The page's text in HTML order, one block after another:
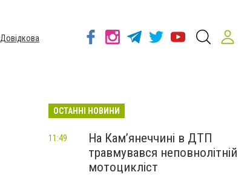
Довідкова
ОСТАННІ НОВИНИ
На Кам’янеччині в ДТП
травмувався неповнолітній
мотоцикліст
11:49